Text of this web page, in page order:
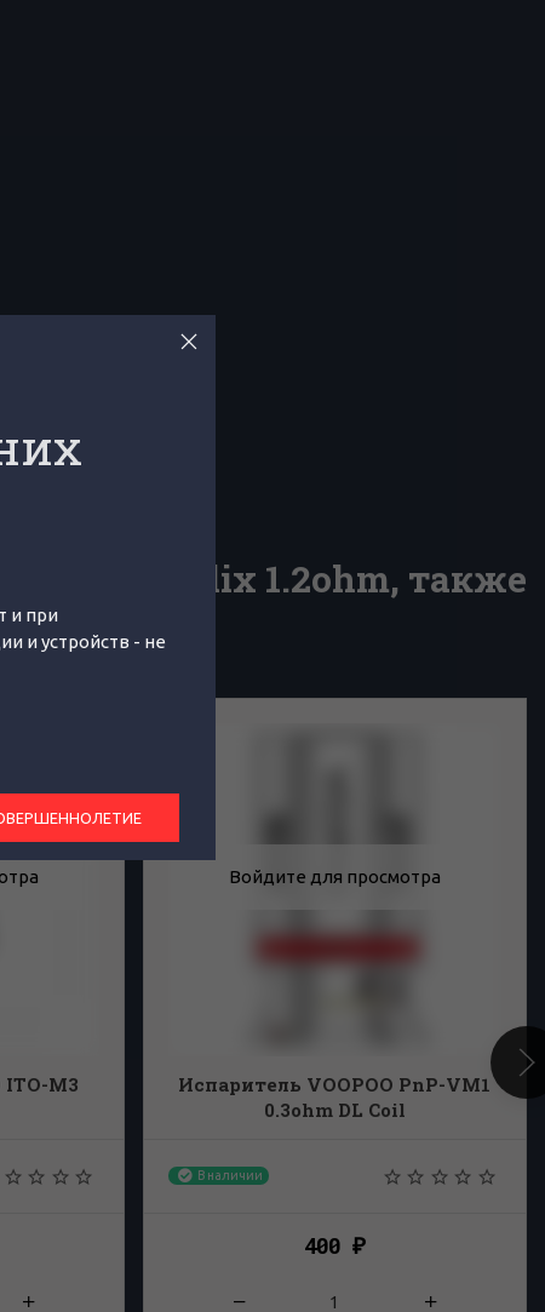
GENE Helix 1.2ohm, также
ITO-M3
Войдите для просмотра
Испаритель VOOPOO PnP-VM1
0.3ohm DL Coil
В наличии
400₽
и при
и устройств - не